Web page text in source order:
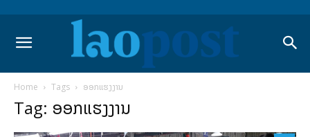
Home Tags ອອກແຮງງານ
Tag: ອອກແຮງງານ